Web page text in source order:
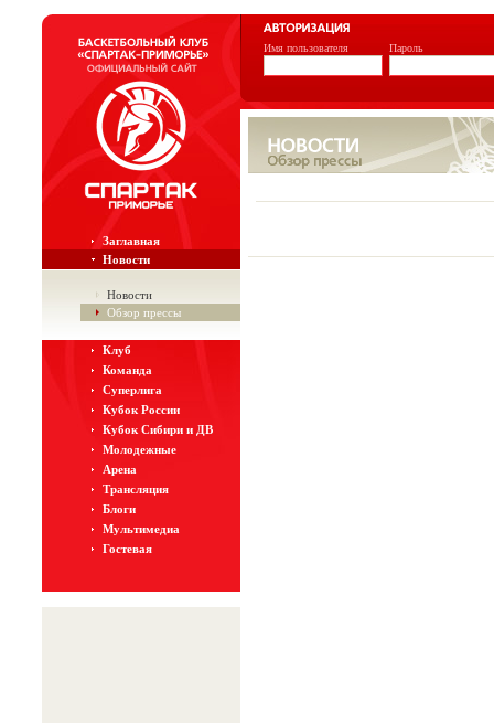
Имя пользователя Пароль
Заглавная
Новости
Новости
Обзор прессы
Клуб
Команда
Суперлига
Кубок России
Кубок Сибири и ДВ
Молодежные
Арена
Трансляция
Блоги
Мультимедиа
Гостевая